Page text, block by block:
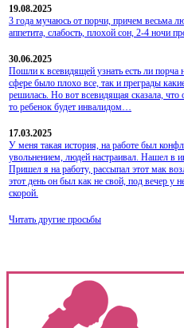
19.08.2025
3 года мучаюсь от порчи, причем весьма
аппетита, слабость, плохой сон, 2-4 ночи
30.06.2025
Пошли к всевидящей узнать есть ли порча
сфере было плохо все, так и преграды
решилась. Но вот всевидящая сказала,
то ребенок будет инвалидом…
17.03.2025
У меня такая история, на работе был
увольнением, людей настраивал. Нашел в
Пришел я на работу, рассыпал этот мак
этот день он был как не свой, под вечер у
скорой.
Читать другие просьбы